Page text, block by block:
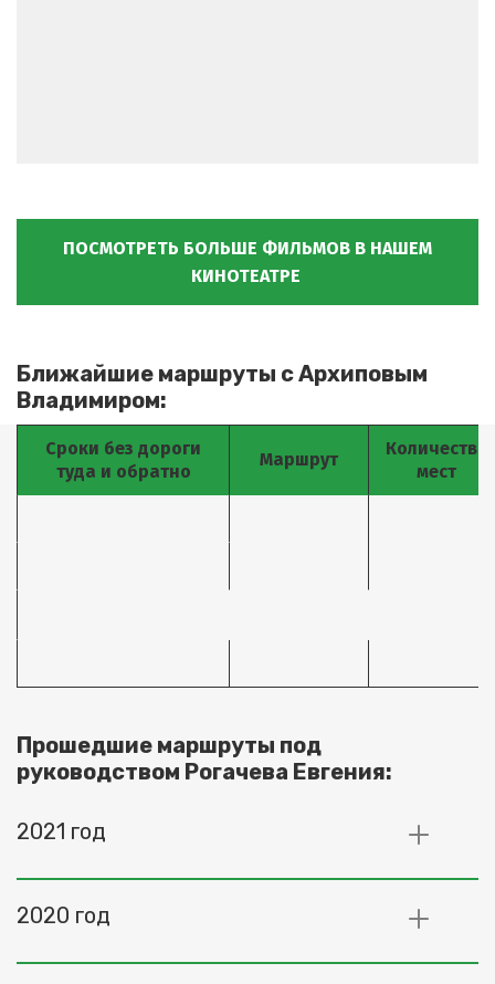
ПОСМОТРЕТЬ БОЛЬШЕ ФИЛЬМОВ В НАШЕМ
КИНОТЕАТРЕ
Ближайшие маршруты с Архиповым
Владимиром:
Сроки без дороги
туда и обратно
Маршрут
Количество
мест
Прошедшие маршруты под
руководством Рогачева Евгения:
2021 год
2020 год